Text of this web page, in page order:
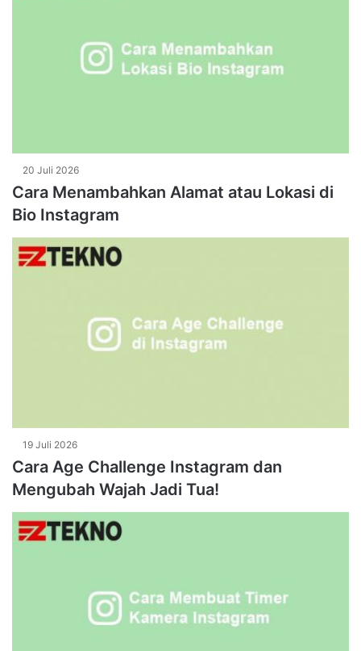
20 Juli 2026
Cara Menambahkan Alamat atau Lokasi di
Bio Instagram
19 Juli 2026
Cara Age Challenge Instagram dan
Mengubah Wajah Jadi Tua!